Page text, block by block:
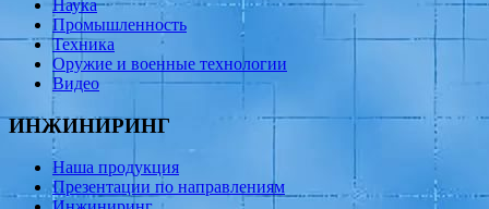
Наука
Промышленность
Техника
Оружие и военные технологии
Видео
ИНЖИНИРИНГ
Наша продукция
Презентации по направлениям